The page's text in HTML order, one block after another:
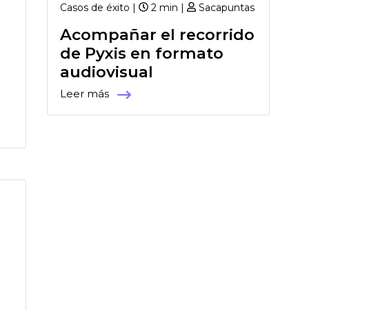
Casos de éxito | 2 min | Sacapuntas
Acompañar el recorrido
de Pyxis en formato
audiovisual
Leer más